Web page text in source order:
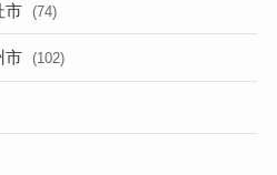
市 (74)
市 (102)